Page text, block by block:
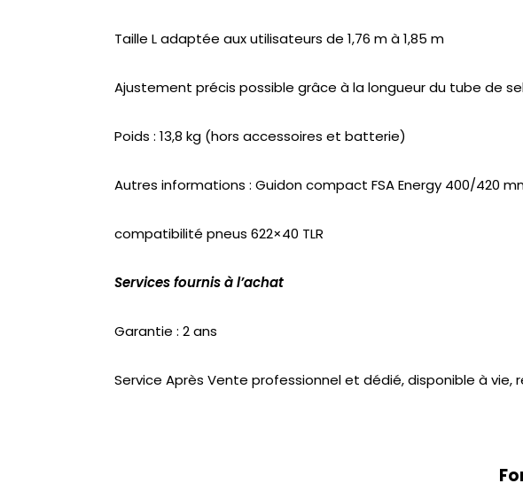
Taille L adaptée aux utilisateurs de 1,76 m à 1,85 m
Ajustement précis possible grâce à la longueur du tube de
Poids : 13,8 kg (hors accessoires et batterie)
Autres informations : Guidon compact FSA Energy 400/420
compatibilité pneus 622×40 TLR
Services fournis à l’achat
Garantie : 2 ans
Service Après Vente professionnel et dédié, disponible à